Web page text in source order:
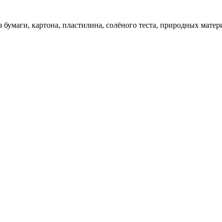
картона, пластилина, солёного теста, природных